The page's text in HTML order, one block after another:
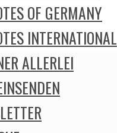
OF GERMANY
INTERNATIONAL
ALLERLEI